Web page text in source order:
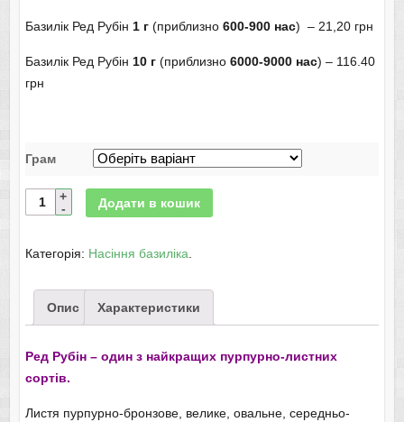
Базилік Ред Рубін 1 г(приблизно 600-900 нас) – 21,20 грн
Базилік Ред Рубін 10 г(приблизно 6000-9000 нас) – 116.40
грн
Грам
Додати в кошик
Категорія: Насіння базиліка
Опис Характеристики
Ред Рубін – один з найкращих пурпурно-листних
сортів.
Листя пурпурно-бронзове, велике, овальне, середньо-